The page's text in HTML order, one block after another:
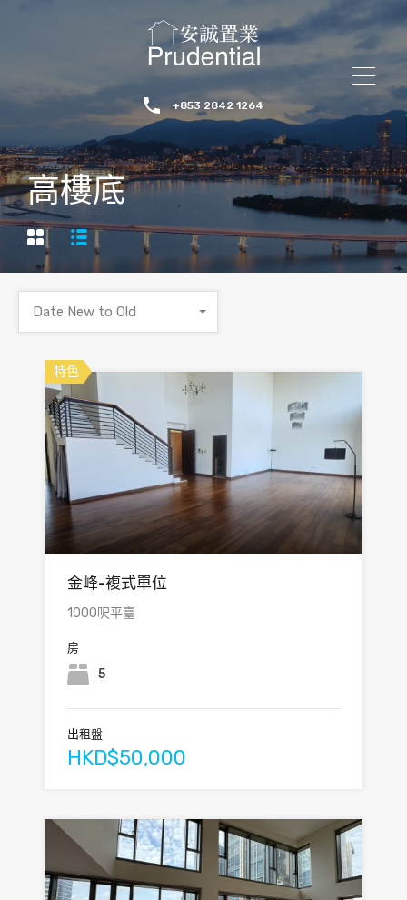
+853 2842 1264
高樓底
Date New to Old
特色
金峰-複式單位
1000呎平臺
房
5
出租盤
HKD$50,000